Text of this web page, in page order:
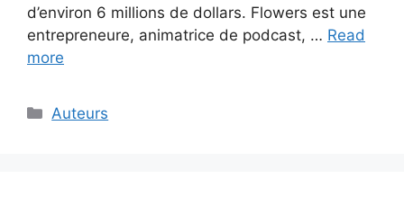
d’environ 6 millions de dollars. Flowers est une
entrepreneure, animatrice de podcast, … Read
more
Categories
Auteurs